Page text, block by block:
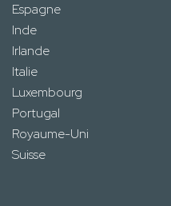
Espagne
Inde
Irlande
Italie
Luxembourg
Portugal
Royaume-Uni
Suisse